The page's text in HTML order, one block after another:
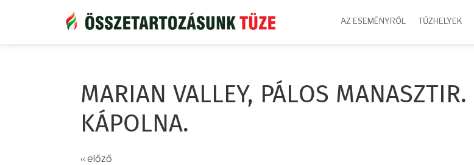
AZ ESEMÉNYRŐL TŰZHELYEK
MARIAN VALLEY, PÁLOS
KÁPOLNA.
‹‹ előző